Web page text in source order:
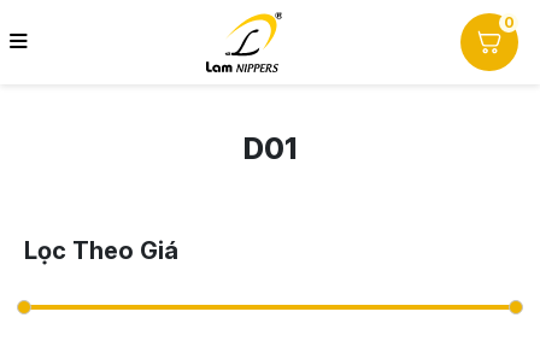
0
D01
Lọc Theo Giá